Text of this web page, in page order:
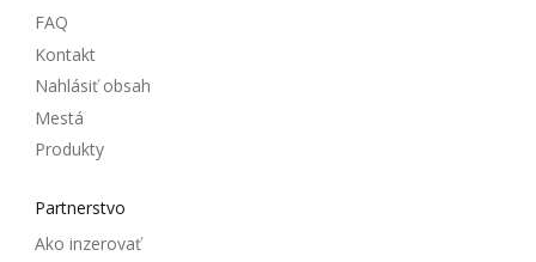
FAQ
Kontakt
Nahlásiť obsah
Mestá
Produkty
Partnerstvo
Ako inzerovať